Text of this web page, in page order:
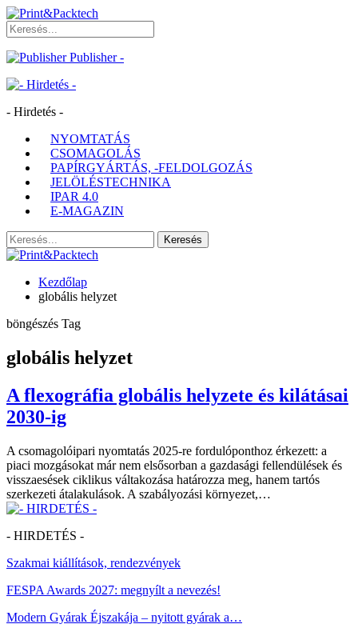
Publisher -
- Hirdetés -
NYOMTATÁS
CSOMAGOLÁS
PAPÍRGYÁRTÁS, -FELDOLGOZÁS
JELÖLÉSTECHNIKA
IPAR 4.0
E-MAGAZIN
Kezdőlap
globális helyzet
böngészés Tag
globális helyzet
A flexográfia globális helyzete és kilátásai
2030-ig
A csomagolóipari nyomtatás 2025-re fordulóponthoz érkezett: a
piaci mozgásokat már nem elsősorban a gazdasági fellendülések és
visszaesések ciklikus váltakozása határozza meg, hanem tartós
szerkezeti átalakulások. A szabályozási környezet,…
- HIRDETÉS -
Szakmai kiállítások, rendezvények
FESPA Awards 2027: megnyílt a nevezés!
Modern Gyárak Éjszakája – nyitott gyárak a…